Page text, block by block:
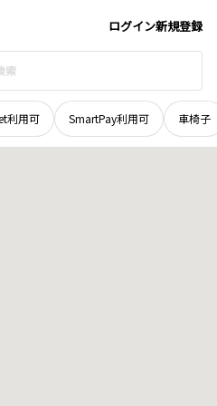
ログイン新規登録
利用可 SmartPay利用可 車椅子